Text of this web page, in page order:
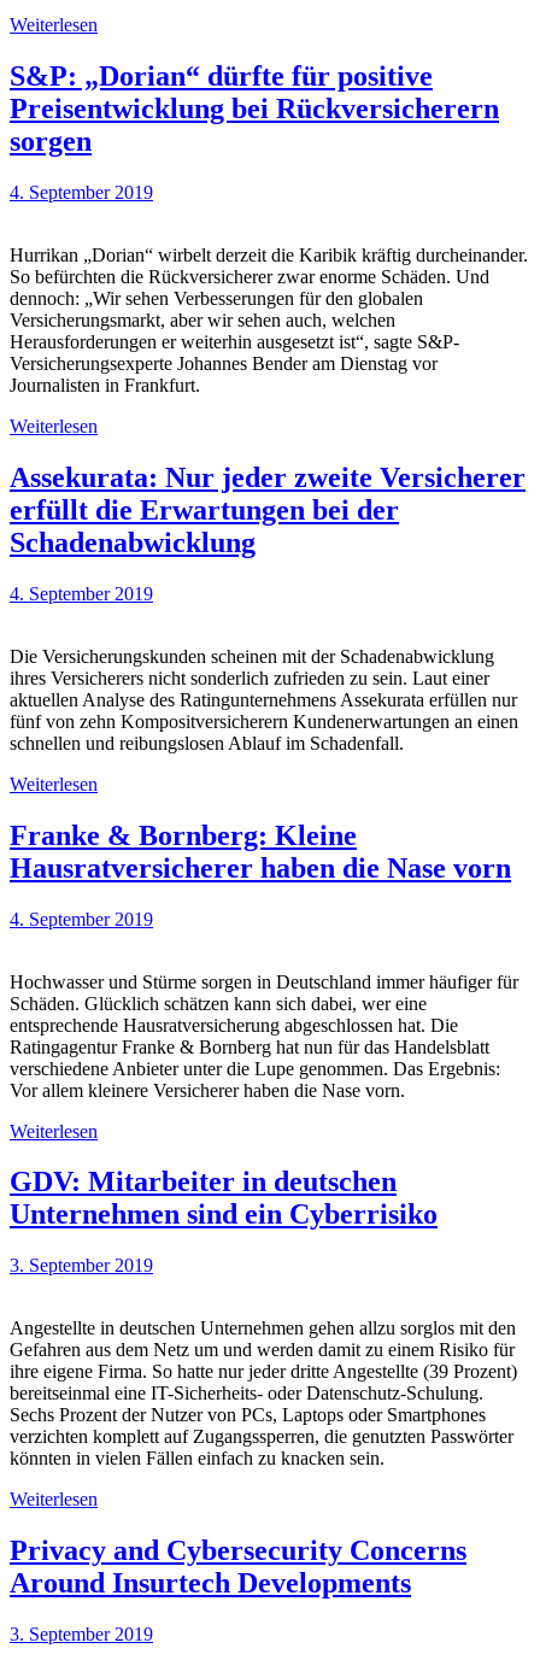
Weiterlesen
S&P: „Dorian“ dürfte für positive
Preisentwicklung bei Rückversicherern
sorgen
4. September 2019
Hurrikan „Dorian“ wirbelt derzeit die Karibik kräftig durcheinander.
So befürchten die Rückversicherer zwar enorme Schäden. Und
dennoch: „Wir sehen Verbesserungen für den globalen
Versicherungsmarkt, aber wir sehen auch, welchen
Herausforderungen er weiterhin ausgesetzt ist“, sagte S&P-
Versicherungsexperte Johannes Bender am Dienstag vor
Journalisten in Frankfurt.
Weiterlesen
Assekurata: Nur jeder zweite Versicherer
erfüllt die Erwartungen bei der
Schadenabwicklung
4. September 2019
Die Versicherungskunden scheinen mit der Schadenabwicklung
ihres Versicherers nicht sonderlich zufrieden zu sein. Laut einer
aktuellen Analyse des Ratingunternehmens Assekurata erfüllen nur
fünf von zehn Kompositversicherern Kundenerwartungen an einen
schnellen und reibungslosen Ablauf im Schadenfall.
Weiterlesen
Franke & Bornberg: Kleine
Hausratversicherer haben die Nase vorn
4. September 2019
Hochwasser und Stürme sorgen in Deutschland immer häufiger für
Schäden. Glücklich schätzen kann sich dabei, wer eine
entsprechende Hausratversicherung abgeschlossen hat. Die
Ratingagentur Franke & Bornberg hat nun für das Handelsblatt
verschiedene Anbieter unter die Lupe genommen. Das Ergebnis:
Vor allem kleinere Versicherer haben die Nase vorn.
Weiterlesen
GDV: Mitarbeiter in deutschen
Unternehmen sind ein Cyberrisiko
3. September 2019
Angestellte in deutschen Unternehmen gehen allzu sorglos mit den
Gefahren aus dem Netz um und werden damit zu einem Risiko für
ihre eigene Firma. So hatte nur jeder dritte Angestellte (39 Prozent)
bereitseinmal eine IT-Sicherheits- oder Datenschutz-Schulung.
Sechs Prozent der Nutzer von PCs, Laptops oder Smartphones
verzichten komplett auf Zugangssperren, die genutzten Passwörter
könnten in vielen Fällen einfach zu knacken sein.
Weiterlesen
Privacy and Cybersecurity Concerns
Around Insurtech Developments
3. September 2019